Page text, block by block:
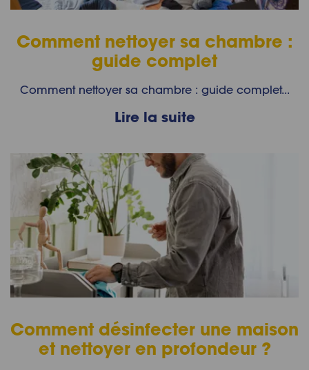
Comment nettoyer sa chambre :
guide complet
Comment nettoyer sa chambre : guide complet...
Lire la suite
Comment désinfecter une maison
et nettoyer en profondeur ?